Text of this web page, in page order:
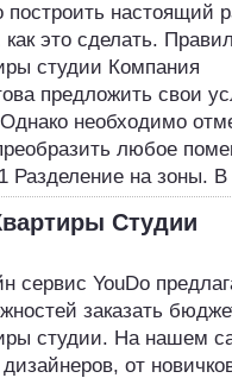
построить настоящий
как это сделать.
студии Компания
предложить свои
необходимо
любое
Разделение на зоны.
Студии
сервис YouDo
заказать
студии. На нашем
от